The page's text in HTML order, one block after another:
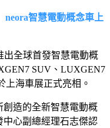
智慧電動概念車上
全球首發智慧電動概
SUV、LUXGEN7
上海車展正式亮相。
創造的全新智慧電動概
心副總經理石志傑認